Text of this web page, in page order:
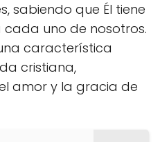
sabiendo que Él tiene
uno de nosotros.
característica
cristiana,
amor y la gracia de